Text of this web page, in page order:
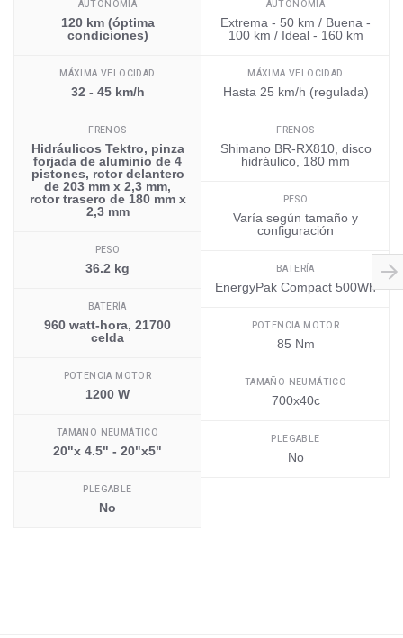
AUTONOMÍA
120 km (óptima
condiciones)
MÁXIMA VELOCIDAD
32 - 45 km/h
FRENOS
Hidráulicos Tektro, pinza
forjada de aluminio de 4
pistones, rotor delantero
de 203 mm x 2,3 mm,
rotor trasero de 180 mm x
2,3 mm
PESO
36.2 kg
BATERÍA
960 watt-hora, 21700
celda
POTENCIA MOTOR
1200 W
TAMAÑO NEUMÁTICO
20"x 4.5" - 20"x5"
PLEGABLE
No
AUTONOMÍA
Extrema - 50 km / Buena -
100 km / Ideal - 160 km
MÁXIMA VELOCIDAD
Hasta 25 km/h (regulada)
FRENOS
Shimano BR-RX810, disco
hidráulico, 180 mm
PESO
Varía según tamaño y
configuración
BATERÍA
EnergyPak Compact 500Wh
POTENCIA MOTOR
85 Nm
TAMAÑO NEUMÁTICO
700x40c
PLEGABLE
No